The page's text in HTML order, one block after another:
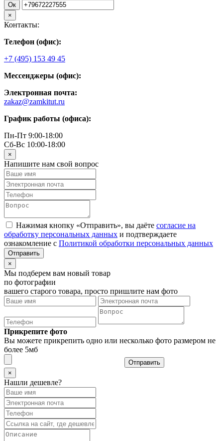
Ок
×
Контакты:
Телефон (офис):
+7 (495) 153 49 45
Мессенджеры (офис):
Электронная почта:
zakaz@zamkitut.ru
График работы (офиса):
Пн-Пт 9:00-18:00
Сб-Вс 10:00-18:00
×
Напишите нам свой вопрос
Нажимая кнопку «Отправить», вы даёте согласие на
обработку персональных данных и подтверждаете
ознакомление с Политикой обработки персональных данных
×
Мы подберем вам новый товар
по фотографии
вашего старого товара, просто пришлите нам фото
Прикрепите фото
Вы можете прикрепить одно или несколько фото размером не
более 5мб
Отправить
×
Нашли дешевле?